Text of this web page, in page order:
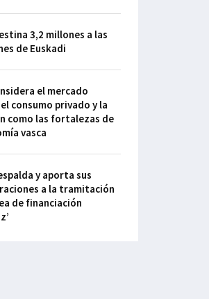
3,2 millones a las
de Euskadi
el mercado
consumo privado y la
como las fortalezas de
vasca
y aporta sus
a la tramitación
de financiación